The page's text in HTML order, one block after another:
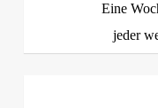
Eine
jeder